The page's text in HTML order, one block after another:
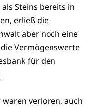
Steins bereits in
erließ die
aber noch eine
Vermögenswerte
für den
verloren, auch